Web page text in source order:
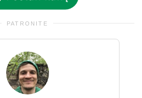
PATRONITE